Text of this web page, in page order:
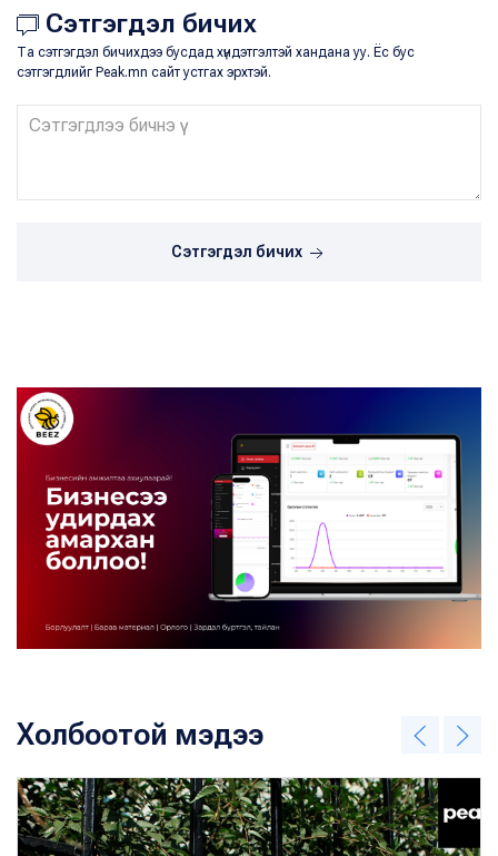
Сэтгэгдэл бичих
Та сэтгэгдэл бичихдээ бусдад хүндэтгэлтэй хандана уу. Ёс бус
сэтгэгдлийг Peak.mn сайт устгах эрхтэй.
Сэтгэгдэл бичих
Холбоотой мэдээ